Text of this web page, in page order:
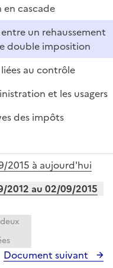
cascade
un rehaussement
double imposition
au contrôle
et les usagers
des impôts
2015 à aujourd'hui
2012 au 02/09/2015
Document suivant